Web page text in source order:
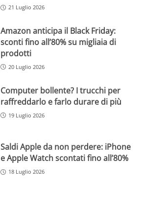
21 Luglio 2026
Amazon anticipa il Black Friday:
sconti fino all’80% su migliaia di
prodotti
20 Luglio 2026
Computer bollente? I trucchi per
raffreddarlo e farlo durare di più
19 Luglio 2026
Saldi Apple da non perdere: iPhone
e Apple Watch scontati fino all’80%
18 Luglio 2026